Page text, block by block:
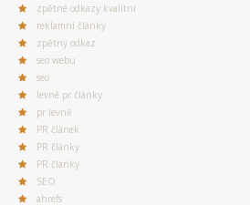
zpětné odkazy kvalitní
reklamní články
zpětný odkaz
seo webu
seo
levné pr články
pr levně
PR článek
PR články
PR články
SEO
ahrefs